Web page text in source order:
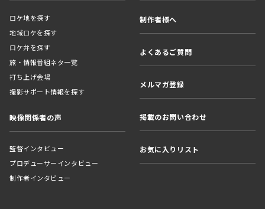
ロケ地を探す
地域ロケを探す
ロケ弁を探す
旅・情報番組ネタ一覧
打ち上げ会場
撮影サポート情報を探す
映像関係者の声
監督インタビュー
プロデューサーインタビュー
制作者インタビュー
制作者様へ
よくあるご質問
メルマガ登録
掲載のお問い合わせ
お気に入りリスト